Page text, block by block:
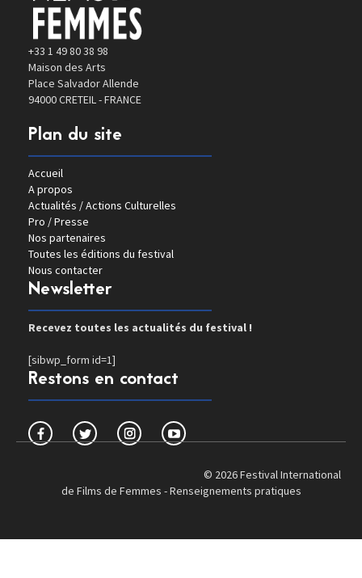
+33 1 49 80 38 98
Maison des Arts
Place Salvador Allende
94000 CRETEIL - FRANCE
Plan du site
Accueil
A propos
Actualités / Actions Culturelles
Pro / Presse
Nos partenaires
Toutes les éditions du festival
Nous contacter
Newsletter
Recevez toutes les actualités du festival !
[sibwp_form id=1]
Restons en contact
© 2026 Festival International
de Films de Femmes -Renseignements pratiques